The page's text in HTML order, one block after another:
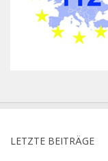
LETZTE BEITRÄGE